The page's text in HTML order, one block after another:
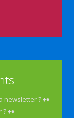
newsletter ? ♦♦
? ♦♦